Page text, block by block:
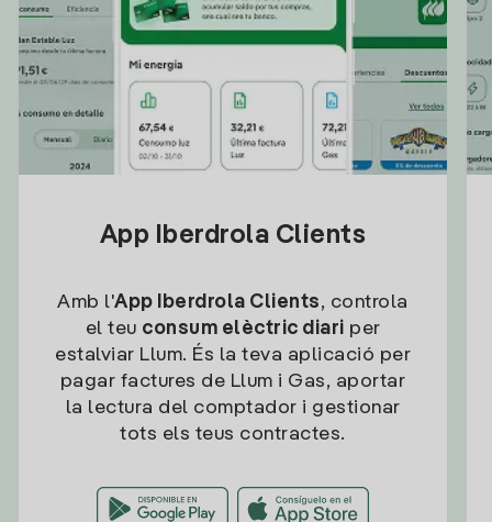
App Iberdrola Clients
Amb l'App Iberdrola Clients, controla
el teu consum elèctric diari per
estalviar Llum. És la teva aplicació per
pagar factures de Llum i Gas, aportar
la lectura del comptador i gestionar
tots els teus contractes.